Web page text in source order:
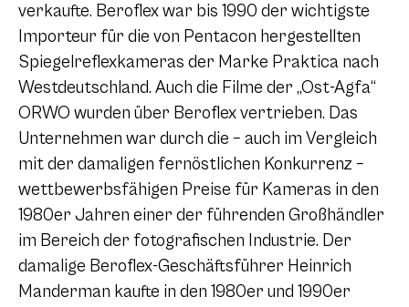
verkaufte. Beroflex war bis 1990 der wichtigste
Importeur für die von Pentacon hergestellten
Spiegelreflexkameras der Marke Praktica nach
Westdeutschland. Auch die Filme der „Ost-Agfa“
ORWO wurden über Beroflex vertrieben. Das
Unternehmen war durch die – auch im Vergleich
mit der damaligen fernöstlichen Konkurrenz –
wettbewerbsfähigen Preise für Kameras in den
1980er Jahren einer der führenden Großhändler
im Bereich der fotografischen Industrie. Der
damalige Beroflex-Geschäftsführer Heinrich
Manderman kaufte in den 1980er und 1990er